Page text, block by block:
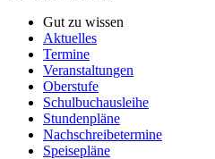
Gut zu wissen
Aktuelles
Termine
Veranstaltungen
Oberstufe
Schulbuchausleihe
Stundenpläne
Nachschreibetermine
Speisepläne